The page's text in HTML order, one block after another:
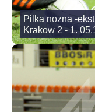
Pilka nozna -
Krakow 2 - 1.